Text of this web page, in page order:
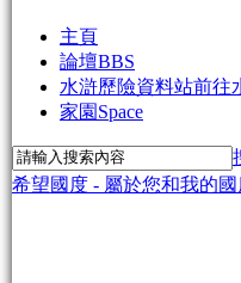
主頁
論壇BBS
水滸歷險資料站前往
家園 Space
希望國度 - 屬於您和我的國